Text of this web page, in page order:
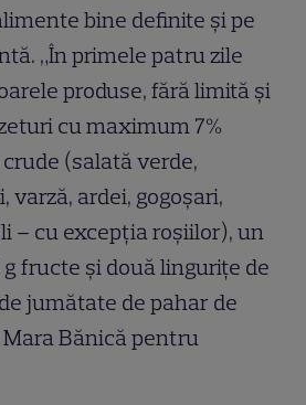
bine definite și pe
„În primele patru zile
produse, fără limită și
cu maximum 7%
(salată verde,
varză, ardei, gogoșari,
– cu excepția roșiilor), un
g fructe și două lingurițe de
jumătate de pahar de
Bănică pentru